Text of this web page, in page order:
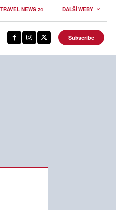
TRAVEL NEWS 24 DALŠÍ WEBY
Subscribe